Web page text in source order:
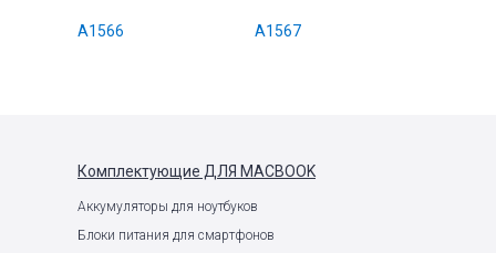
A1566 A1567
Комплектующие ДЛЯ MACBOOK
Аккумуляторы для ноутбуков
Блоки питания для смартфонов